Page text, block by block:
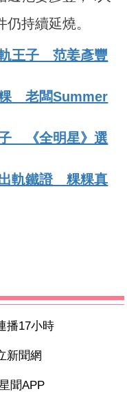
持續延燒。
王子 范姜彥豐
老闆Summer
《全明星》選
軌鐵證 粿粿真
播17小時
新聞網
聞APP